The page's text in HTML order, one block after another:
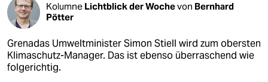
Kolumne Lichtblick der Wochevon Bernhard
Pötter
Grenadas Umweltminister Simon Stiell wird zum obersten
Klimaschutz-Manager. Das ist ebenso überraschend wie
folgerichtig.